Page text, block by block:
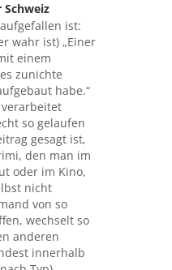
Schweiz
ist:
wahr ist) „Einer
einem
zunichte
habe.“
so gelaufen
gesagt ist,
den man im
oder im Kino,
nicht
von so
wechselt so
anderen
innerhalb